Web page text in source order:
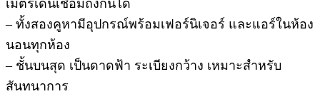
เมตรเดินเชื่อมถึงกันได้
– ทั้งสองคูหามีอุปกรณ์พร้อมเฟอร์นิเจอร์ และแอร์ในห้อง
นอนทุกห้อง
– ชั้นบนสุด เป็นดาดฟ้า ระเบียงกว้าง เหมาะสำหรับ
สันทนาการ